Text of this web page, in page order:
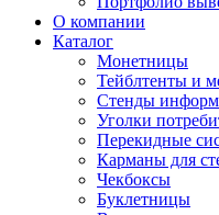
О компании
Каталог
Монетницы
Тейблтенты и
Стенды
Уголки
Перекидные
Карманы для
Чекбоксы
Буклетницы